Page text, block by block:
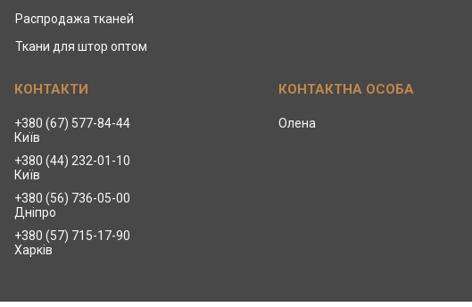
Распродажа тканей
Ткани для штор оптом
+380 (67) 577-84-44
Київ
+380 (44) 232-01-10
Київ
+380 (56) 736-05-00
Дніпро
+380 (57) 715-17-90
Харків
Олена